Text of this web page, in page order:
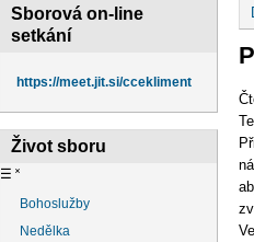
Sborová on-line
setkání
https://meet.jit.si/ccekliment
Život sboru
☰ ˟
Bohoslužby
Nedělka